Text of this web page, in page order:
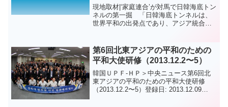
の出発点であり、アジア統合の象
徴」
現地取材|‘家庭連合’が対馬で日韓海底トン
ネルの第一掘 「日韓海底トンネルは、
世界平和の出発点であり、アジア統合の
遺業として‘工事再開’を宣言文鮮明・韓鶴
子世界平和...
第6回北東アジアの平和のための
平和大使研修（2013.12.2〜5）
韓国ＵＰＦ-ＨＰ＞中央ニュース第6回北
東アジアの平和のための平和大使研修
（2013.12.2〜5）登録日: 2013.12.09